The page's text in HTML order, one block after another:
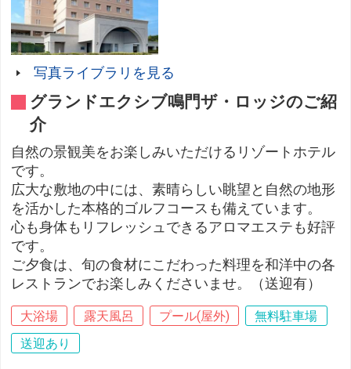
写真ライブラリを見る
グランドエクシブ鳴門ザ・ロッジのご紹
介
自然の景観美をお楽しみいただけるリゾートホテル
です。
広大な敷地の中には、素晴らしい眺望と自然の地形
を活かした本格的ゴルフコースも備えています。
心も身体もリフレッシュできるアロマエステも好評
です。
ご夕食は、旬の食材にこだわった料理を和洋中の各
レストランでお楽しみくださいませ。（送迎有）
大浴場 露天風呂 プール(屋外)
無料駐車場
送迎あり